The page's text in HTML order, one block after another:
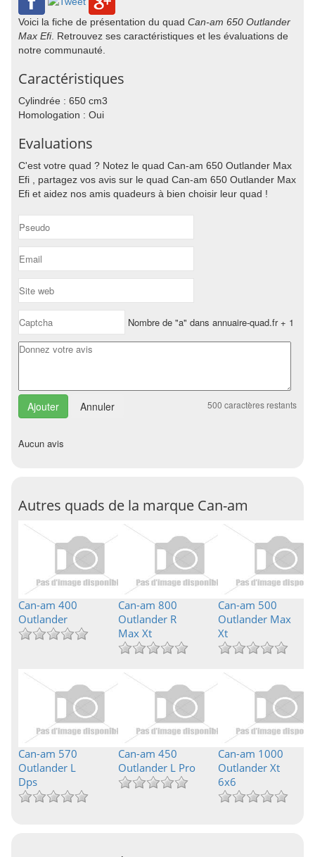
Voici la fiche de présentation du quad Can-am 650 Outlander
Max Efi. Retrouvez ses caractéristiques et les évaluations de
notre communauté.
Caractéristiques
Cylindrée : 650 cm3
Homologation : Oui
Evaluations
C'est votre quad ? Notez le quad Can-am 650 Outlander Max
Efi , partagez vos avis sur le quad Can-am 650 Outlander Max
Efi et aidez nos amis quadeurs à bien choisir leur quad !
Nombre de "a" dans annuaire-quad.fr + 1
Annuler 500 caractères restants
Aucun avis
Autres quads de la marque Can-am
Can-am 400
Outlander
Can-am 800
Outlander R
Max Xt
Can-am 500
Outlander Max
Xt
Can-am 570
Outlander L
Dps
Can-am 450
Outlander L Pro
Can-am 1000
Outlander Xt
6x6